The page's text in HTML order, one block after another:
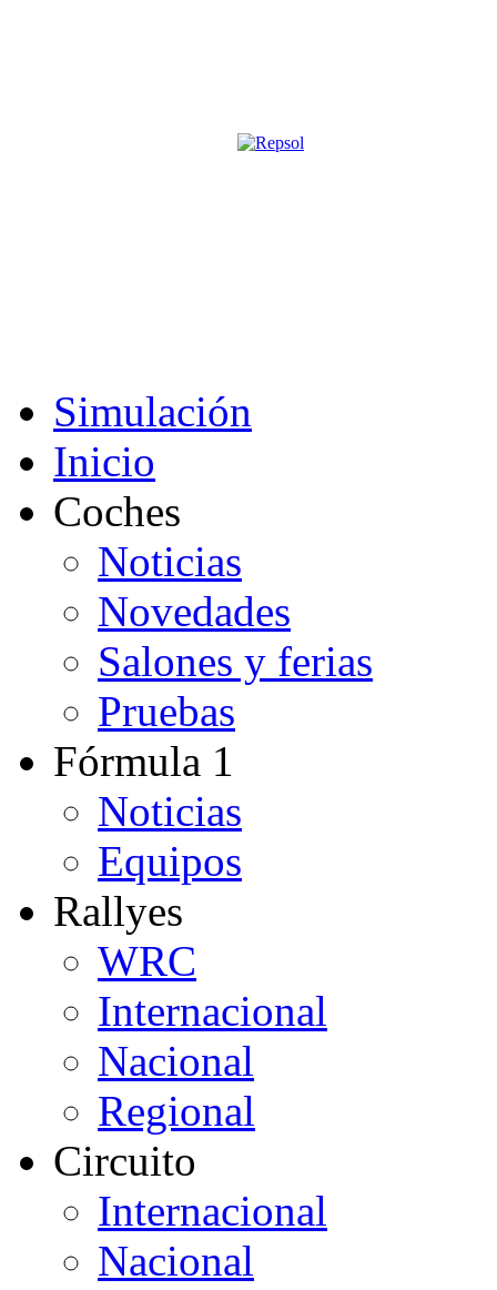
Simulación
Inicio
Coches
Noticias
Novedades
Salones y ferias
Pruebas
Fórmula 1
Noticias
Equipos
Rallyes
WRC
Internacional
Nacional
Regional
Circuito
Internacional
Nacional